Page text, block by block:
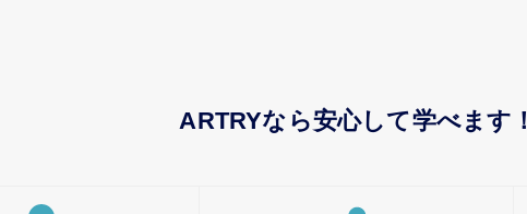
ARTRYなら安心して学べます！